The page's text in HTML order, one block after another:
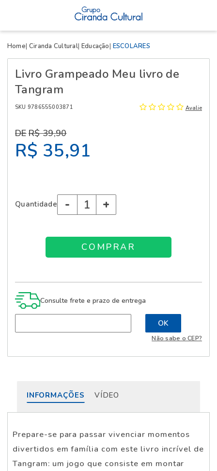
Home Ciranda Cultural Educação ESCOLARES
Livro Grampeado Meu livro de
Tangram
SKU 9786555003871 Avalie
R$ 39,90
R$ 35,91
Quantidade - +
Consulte frete e prazo de entrega
Não sabe o CEP?
INFORMAÇÕES VÍDEO
Prepare-se para passar vivenciar momentos
divertidos em família com este livro incrível de
Tangram: um jogo que consiste em montar